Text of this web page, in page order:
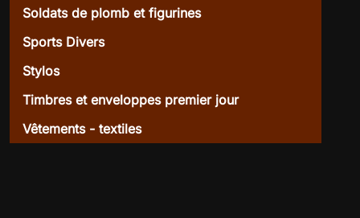
Soldats de plomb et figurines
Sports Divers
Stylos
Timbres et enveloppes premier jour
Vêtements - textiles